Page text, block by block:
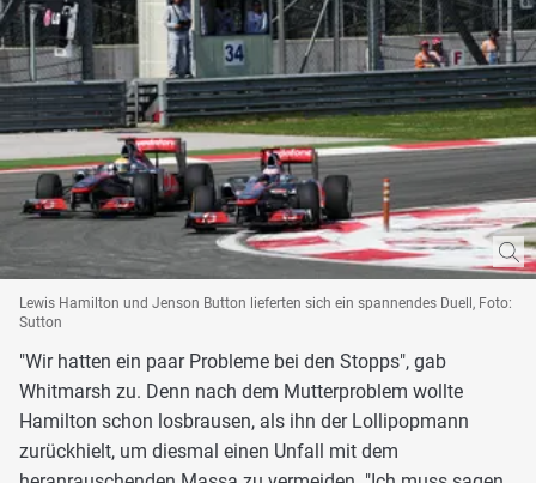
Lewis Hamilton und Jenson Button lieferten sich ein spannendes Duell, Foto:
Sutton
"Wir hatten ein paar Probleme bei den Stopps", gab
Whitmarsh zu. Denn nach dem Mutterproblem wollte
Hamilton schon losbrausen, als ihn der Lollipopmann
zurückhielt, um diesmal einen Unfall mit dem